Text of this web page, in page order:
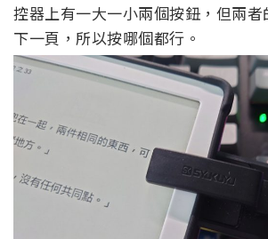
控器上有一大一小兩個按鈕，但兩
下一頁，所以按哪個都行。